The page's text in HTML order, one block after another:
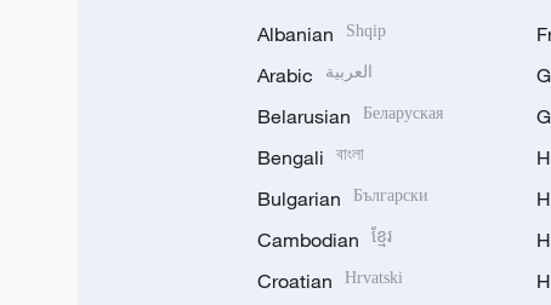
Albanian Shqip
Arabic العربية
Belarusian Беларуская
Bengali বাংলা
Bulgarian Български
Cambodian ខ្មែរ
Croatian Hrvatski